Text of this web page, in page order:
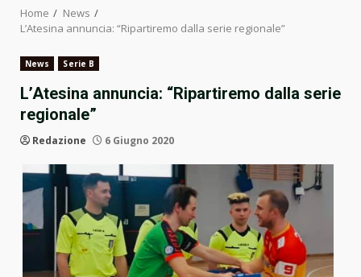
Home
News
L’Atesina annuncia: “Ripartiremo dalla serie regionale”
News Serie B
L’Atesina annuncia: “Ripartiremo dalla serie
regionale”
Redazione 6 Giugno 2020